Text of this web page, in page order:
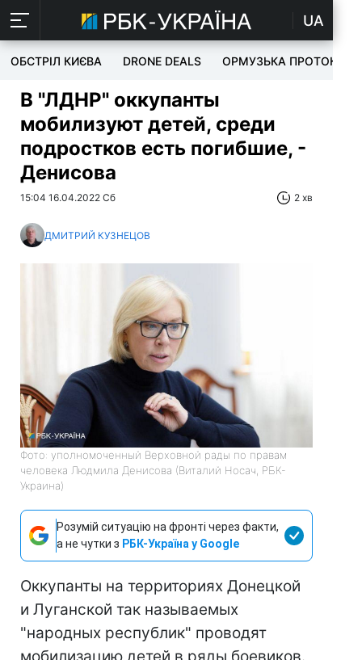
UA
ОБСТРІЛ КИЄВА DRONE DEALS ОРМУЗЬКА ПРОТОКА
В "ЛДНР" оккупанты
мобилизуют детей, среди
подростков есть погибшие, -
Денисова
15:04 16.04.2022 Сб 2 хв
ДМИТРИЙ КУЗНЕЦОВ
Фото: уполномоченный Верховной рады по правам
человека Людмила Денисова (Виталий Носач, РБК-
Украина)
Розумій ситуацію на фронті через факти,
а не чутки з РБК-Україна у Google
Оккупанты на территориях Донецкой
и Луганской так называемых
"народных республик" проводят